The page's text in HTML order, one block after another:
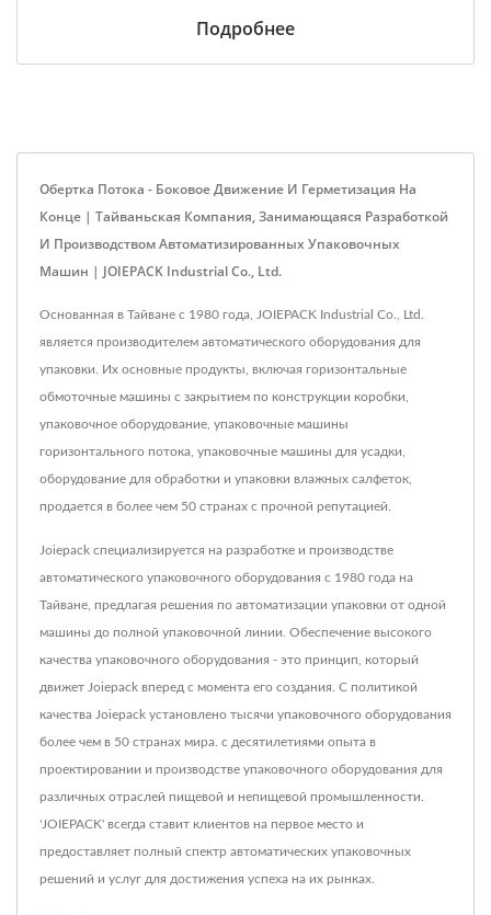
Подробнее
Обертка Потока - Боковое Движение И Герметизация На
Конце | Тайваньская Компания, Занимающаяся Разработкой
И Производством Автоматизированных Упаковочных
Машин | JOIEPACK Industrial Co., Ltd.
Основанная в Тайване с 1980 года, JOIEPACK Industrial Co., Ltd.
является производителем автоматического оборудования для
упаковки. Их основные продукты, включая горизонтальные
обмоточные машины с закрытием по конструкции коробки,
упаковочное оборудование, упаковочные машины
горизонтального потока, упаковочные машины для усадки,
оборудование для обработки и упаковки влажных салфеток,
продается в более чем 50 странах с прочной репутацией.
Joiepack специализируется на разработке и производстве
автоматического упаковочного оборудования с 1980 года на
Тайване, предлагая решения по автоматизации упаковки от одной
машины до полной упаковочной линии. Обеспечение высокого
качества упаковочного оборудования - это принцип, который
движет Joiepack вперед с момента его создания. С политикой
качества Joiepack установлено тысячи упаковочного оборудования
более чем в 50 странах мира. с десятилетиями опыта в
проектировании и производстве упаковочного оборудования для
различных отраслей пищевой и непищевой промышленности.
'JOIEPACK' всегда ставит клиентов на первое место и
предоставляет полный спектр автоматических упаковочных
решений и услуг для достижения успеха на их рынках.